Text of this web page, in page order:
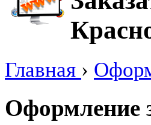
Главная ›
Оформление